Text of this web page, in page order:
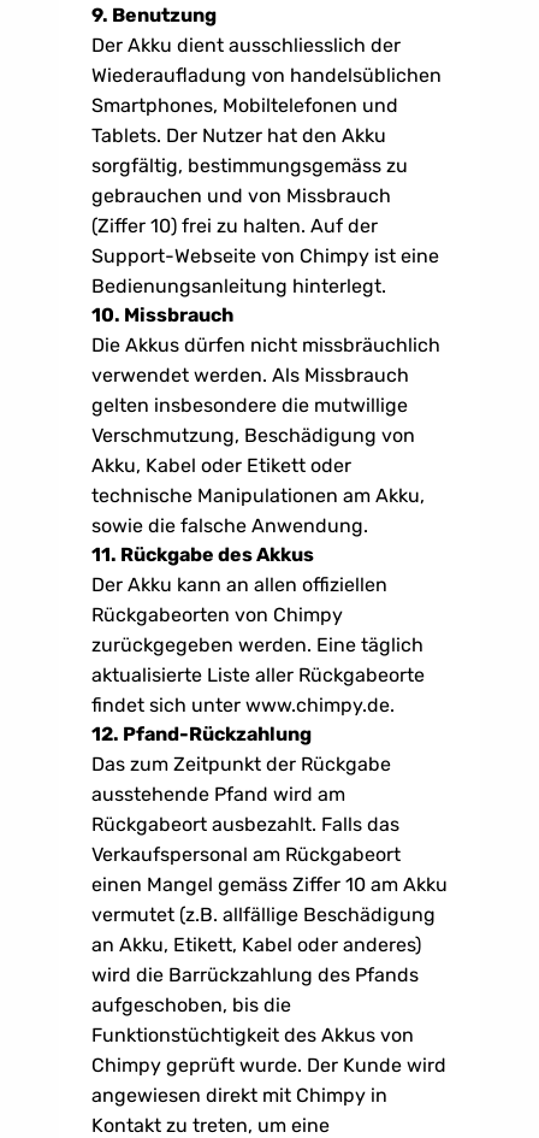
9. Benutzung
Der Akku dient ausschliesslich der
Wiederaufladung von handelsüblichen
Smartphones, Mobiltelefonen und
Tablets. Der Nutzer hat den Akku
sorgfältig, bestimmungsgemäss zu
gebrauchen und von Missbrauch
(Ziffer 10) frei zu halten. Auf der
Support-Webseite von Chimpy ist eine
Bedienungsanleitung hinterlegt.
10. Missbrauch
Die Akkus dürfen nicht missbräuchlich
verwendet werden. Als Missbrauch
gelten insbesondere die mutwillige
Verschmutzung, Beschädigung von
Akku, Kabel oder Etikett oder
technische Manipulationen am Akku,
sowie die falsche Anwendung.
11. Rückgabe des Akkus
Der Akku kann an allen offiziellen
Rückgabeorten von Chimpy
zurückgegeben werden. Eine täglich
aktualisierte Liste aller Rückgabeorte
findet sich unter www.chimpy.de.
12. Pfand-Rückzahlung
Das zum Zeitpunkt der Rückgabe
ausstehende Pfand wird am
Rückgabeort ausbezahlt. Falls das
Verkaufspersonal am Rückgabeort
einen Mangel gemäss Ziffer 10 am Akku
vermutet (z.B. allfällige Beschädigung
an Akku, Etikett, Kabel oder anderes)
wird die Barrückzahlung des Pfands
aufgeschoben, bis die
Funktionstüchtigkeit des Akkus von
Chimpy geprüft wurde. Der Kunde wird
angewiesen direkt mit Chimpy in
Kontakt zu treten, um eine